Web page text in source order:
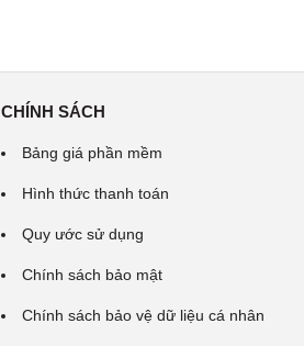
CHÍNH SÁCH
Bảng giá phần mềm
Hình thức thanh toán
Quy ước sử dụng
Chính sách bảo mật
Chính sách bảo vệ dữ liệu cá nhân